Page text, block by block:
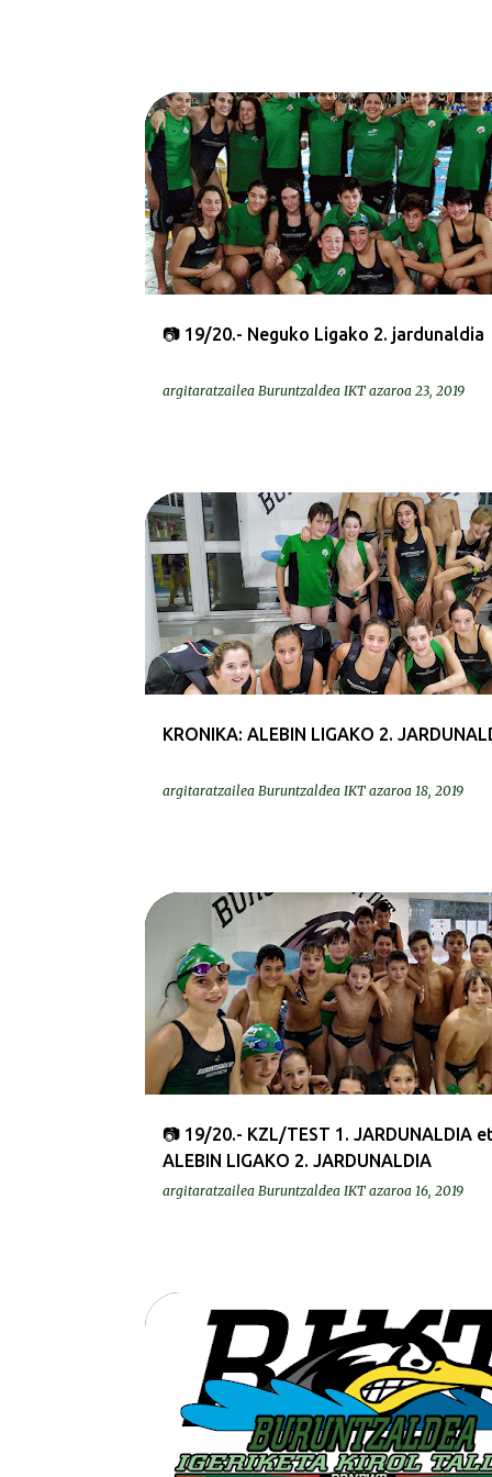
📷 19/20.- Neguko Ligako 2. jardunaldia
argitaratzailea Buruntzaldea IKT azaroa 23, 2019
ARGAZKIAK | FOTOS
KRONIKA: ALEBIN LIGAKO 2.
argitaratzailea Buruntzaldea IKT azaroa 18, 2019
KRONIKAK-CRÓNICAS
📷 19/20.- KZL/TEST 1. JARDUNALDIA
ALEBIN LIGAKO 2. JARDUNALDIA
argitaratzailea Buruntzaldea IKT azaroa 16, 2019
ARGAZKIAK | FOTOS
DEIALDIAK-CONVOCATORIAS